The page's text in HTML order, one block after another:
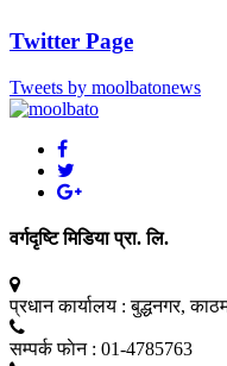
Twitter Page
Tweets by moolbatonews
वर्गदृष्टि मिडिया प्रा. लि.
प्रधान कार्यालय : बुद्धनगर,
सम्पर्क फाेन : 01-4785763